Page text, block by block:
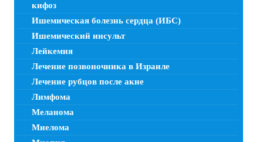
кифоз
Ишемическая болезнь сердца (ИБС)
Ишемический инсульт
Лейкемия
Лечение позвоночника в Израиле
Лечение рубцов после акне
Лимфома
Меланома
Миелома